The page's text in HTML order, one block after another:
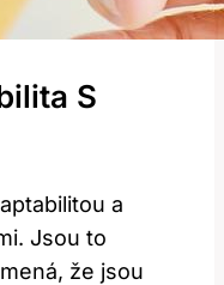
S
a
Jsou to
že jsou